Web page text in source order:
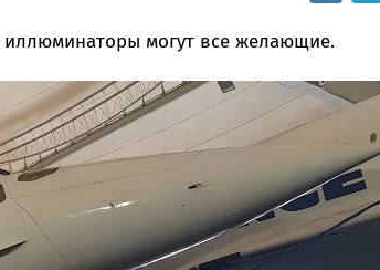
иллюминаторы могут все желающие.